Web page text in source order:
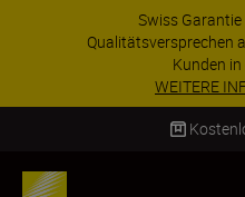
Swiss
Qualitätsversprechen
Kunden
WEITERE